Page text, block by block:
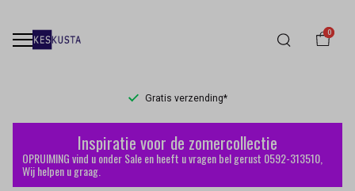
0
Gratis verzending*
Big
shirt Inspiratie voor de zomercollectie
OPRUIMING vind u onder Sale en heeft u vragen bel gerust 0592-313510,
Wij helpen u graag.